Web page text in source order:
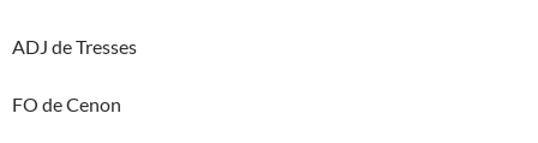
ADJ de Tresses
FO de Cenon